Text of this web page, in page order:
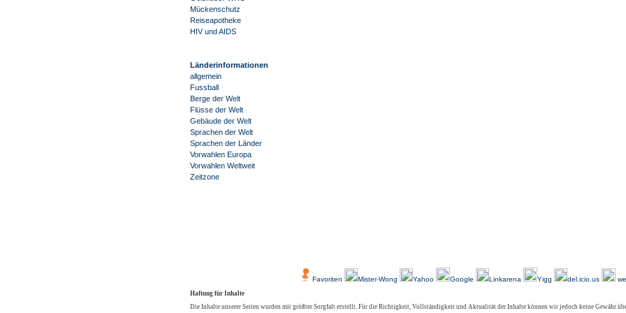
Mückenschutz
Reiseapotheke
HIV und AIDS
Länderinformationen
allgemein
Fussball
Berge der Welt
Flüsse der Welt
Gebäude der Welt
Sprachen der Welt
Sprachen der Länder
Vorwahlen Europa
Vorwahlen Weltweit
Zeitzone
Favoriten Mister-Wong Yahoo Google Linkarena Yigg del.icio.us
Haftung für Inhalte
Die Inhalte unserer Seiten wurden mit größter Sorgfalt erstellt. Für die Richtigkeit, Vollständigkeit und Aktualität der Inhalte können wir jedoch keine Gewähr